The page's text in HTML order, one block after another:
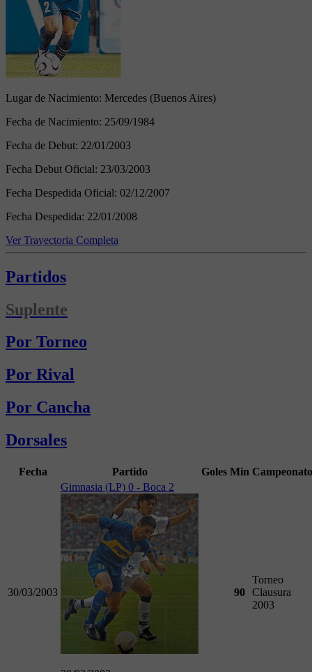
Lugar de Nacimiento: Mercedes (Buenos Aires)
Fecha de Nacimiento: 25/09/1984
Fecha de Debut: 22/01/2003
Fecha Debut Oficial: 23/03/2003
Fecha Despedida Oficial: 02/12/2007
Fecha Despedida: 22/01/2008
Ver Trayectoria Completa
Partidos
Suplente
Por Torneo
Por Rival
Por Cancha
Dorsales
Fecha Partido Goles Min Campeonato
30/03/2003
Gimnasia (LP) 0 - Boca 2
90
Torneo
Clausura
2003